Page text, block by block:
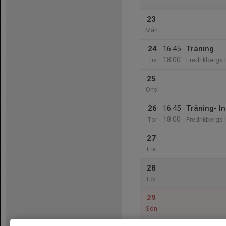
23
Mån
24
Tis
16:45
18:00
Träning
Fredrikbergs
25
Ons
26
Tor
16:45
18:00
Träning-
Fredrikbergs
27
Fre
28
Lör
29
Sön